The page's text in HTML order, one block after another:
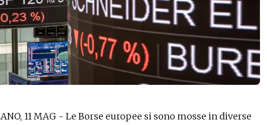
11 MAG - Le Borse europee si sono mosse in diverse